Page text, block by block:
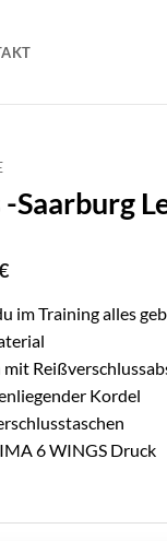
-Saarburg
Preisspanne:
bis
40,50 €
im Training alles
mit
Kordel
6 WINGS Druck